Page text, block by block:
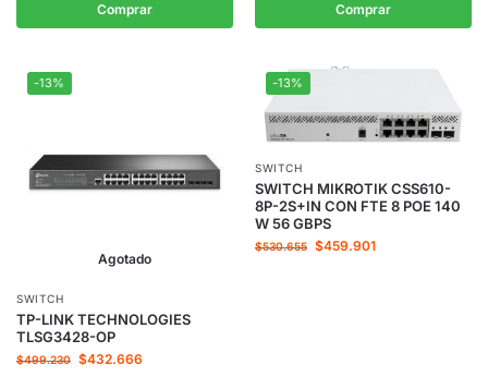
Comprar Comprar
-13%
Agotado
SWITCH
TP-LINK TECHNOLOGIES
TLSG3428-OP
$499.230 $432.666
-13%
SWITCH
SWITCH MIKROTIK CSS610-
8P-2S+IN CON FTE 8 POE 140
W 56 GBPS
$530.655 $459.901